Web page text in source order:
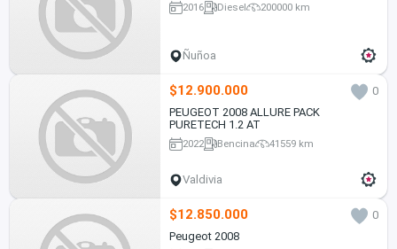
2016 Diesel 200000 km
Ñuñoa
$12.900.000
0
PEUGEOT 2008 ALLURE PACK
PURETECH 1.2 AT
2022 Bencina 41559 km
Valdivia
$12.850.000
0
Peugeot 2008